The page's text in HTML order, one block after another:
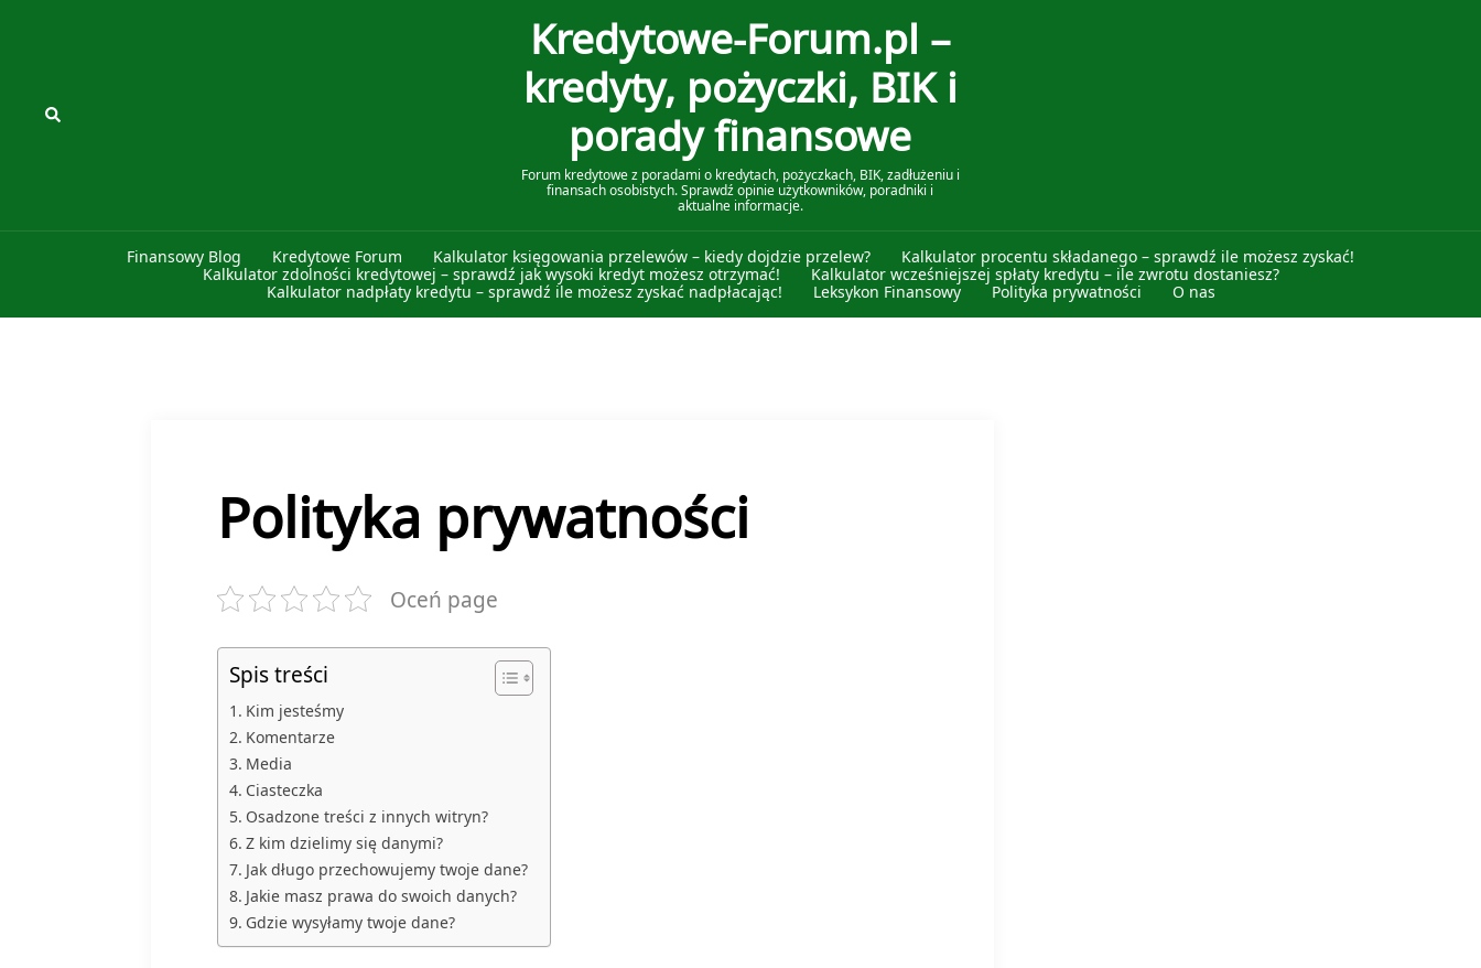
Szukaj
Kredytowe-Forum.pl –
kredyty, pożyczki, BIK i
porady finansowe
Forum kredytowe z poradami o kredytach, pożyczkach, BIK, zadłużeniu i
finansach osobistych. Sprawdź opinie użytkowników, poradniki i
aktualne informacje.
Finansowy Blog Kredytowe Forum Kalkulator księgowania przelewów – kiedy dojdzie przelew?
Kalkulator procentu składanego – sprawdź ile możesz zyskać!
Kalkulator zdolności kredytowej – sprawdź jak wysoki kredyt możesz otrzymać!
Kalkulator wcześniejszej spłaty kredytu – ile zwrotu dostaniesz?
Kalkulator nadpłaty kredytu – sprawdź ile możesz zyskać nadpłacając!
Leksykon Finansowy Polityka prywatności O nas
Polityka prywatności
Oceń page
Spis treści
Kim jesteśmy
Komentarze
Media
Ciasteczka
Osadzone treści z innych witryn?
Z kim dzielimy się danymi?
Jak długo przechowujemy twoje dane?
Jakie masz prawa do swoich danych?
Gdzie wysyłamy twoje dane?